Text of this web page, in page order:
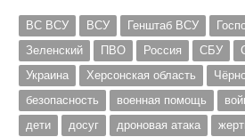
ВС ВСУ ВСУ Генштаб ВСУ
Зеленский
ПВО Россия СБУ
Украина
Херсонская область
безопасность
военная помощь
дети
досуг дроновая атака